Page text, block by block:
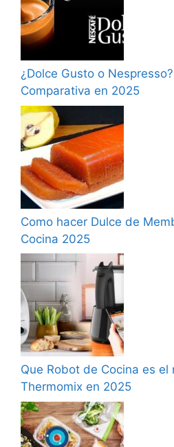
¿Dolce Gusto o
Comparativa en 2025
Como hacer Dulce de
Cocina 2025
Que Robot de Cocina es el
Thermomix en 2025